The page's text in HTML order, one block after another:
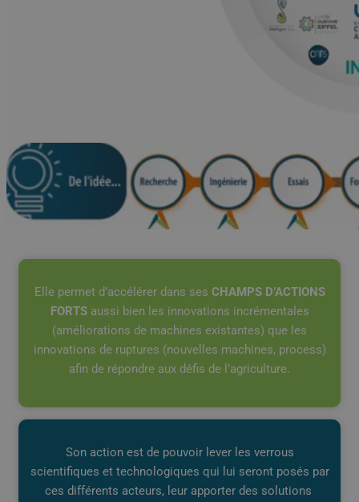
Elle permet d’accélérer dans ses CHAMPS D’ACTIONS
FORTSaussi bien les innovations incrémentales
(améliorations de machines existantes) que les
innovations de ruptures (nouvelles machines, process)
afin de répondre aux défis de l’agriculture.
Son action est de pouvoir lever les verrous
scientifiques et technologiques qui lui seront posés par
ces différents acteurs, leur apporter des solutions